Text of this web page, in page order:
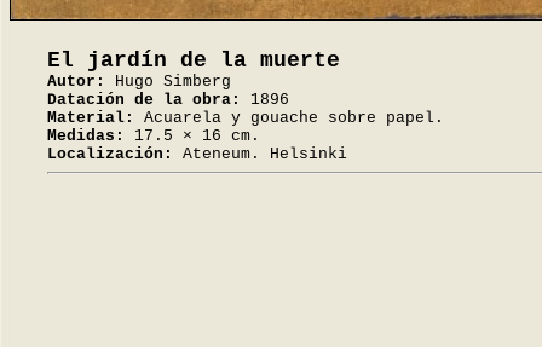
El jardín de la muerte
Autor:
Hugo Simberg
Datación de la obra:
1896
Material:
Acuarela y gouache sobre papel.
Medidas:
17.5 × 16 cm.
Localización:
Ateneum. Helsinki